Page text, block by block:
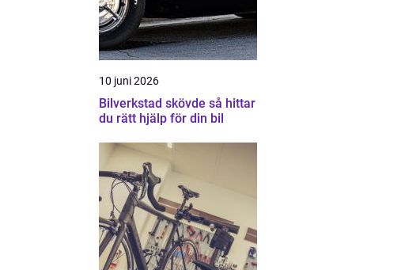
10 juni 2026
Bilverkstad skövde så hittar
du rätt hjälp för din bil